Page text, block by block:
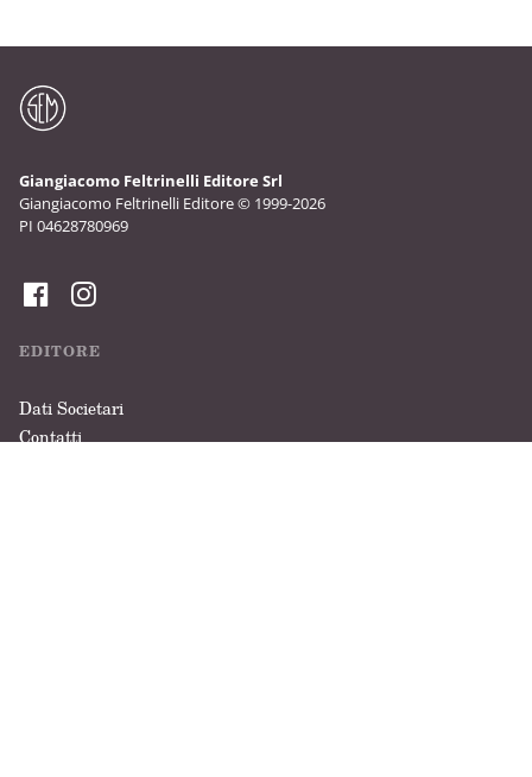
Giangiacomo Feltrinelli Editore Srl
Giangiacomo Feltrinelli Editore © 1999-2026
PI 04628780969
EDITORE
Dati Societari
Contatti